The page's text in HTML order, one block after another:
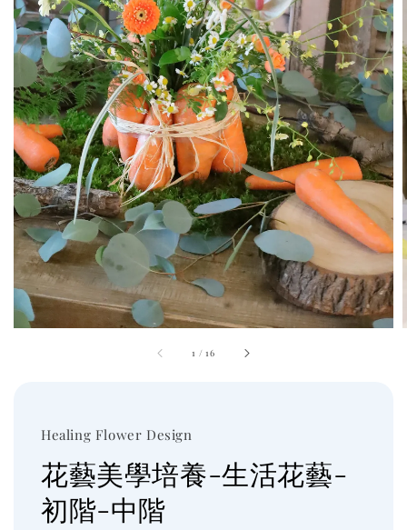
1 /16
Healing Flower Design
花藝美學培養-生活花藝-
初階-中階